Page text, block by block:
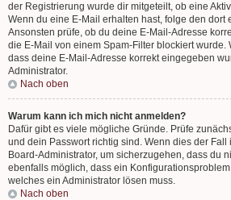
der Registrierung wurde dir mitgeteilt, ob eine
Wenn du eine E-Mail erhalten hast, folge den dort
Ansonsten prüfe, ob du deine E-Mail-Adresse
die E-Mail von einem Spam-Filter blockiert wurde.
dass deine E-Mail-Adresse korrekt eingegeben
Administrator.
Nach oben
Warum kann ich mich nicht anmelden?
Dafür gibt es viele mögliche Gründe. Prüfe
und dein Passwort richtig sind. Wenn dies der Fall
Board-Administrator, um sicherzugehen, dass du
ebenfalls möglich, dass ein
welches ein Administrator lösen muss.
Nach oben